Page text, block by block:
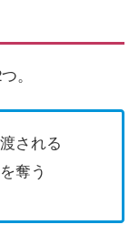
。
される
奪う